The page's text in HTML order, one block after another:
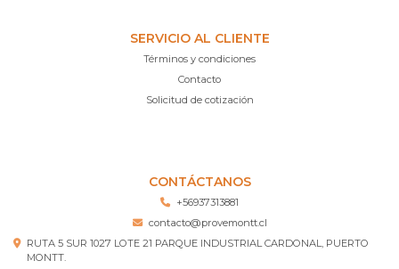
SERVICIO AL CLIENTE
Términos y condiciones
Contacto
Solicitud de cotización
CONTÁCTANOS
+56937313881
contacto@provemontt.cl
RUTA 5 SUR 1027 LOTE 21 PARQUE INDUSTRIAL CARDONAL, PUERTO
MONTT.